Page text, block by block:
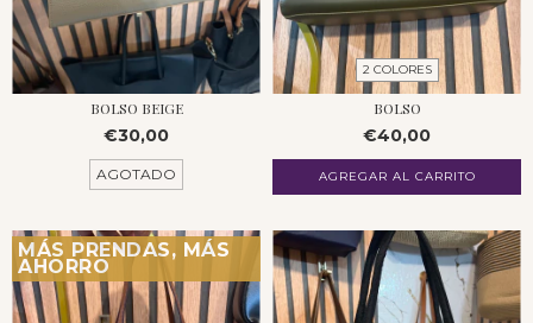
BOLSO BEIGE
€30,00
AGOTADO
2 COLORES
BOLSO
€40,00
AGREGAR AL CARRITO
MÁS PRENDAS, MÁS
AHORRO